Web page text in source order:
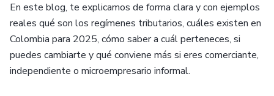
En este blog, te explicamos de forma clara y con ejemplos
reales qué son los regímenes tributarios, cuáles existen en
Colombia para 2025, cómo saber a cuál perteneces, si
puedes cambiarte y qué conviene más si eres comerciante,
independiente o microempresario informal.